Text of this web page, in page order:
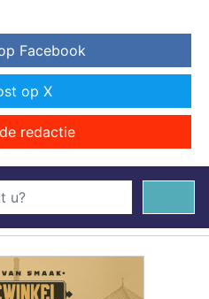
Facebook
op X
redactie